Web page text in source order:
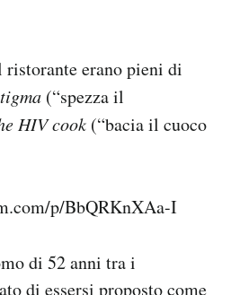
erano pieni di
(“spezza il
HIV cook (“bacia il cuoco
p/BbQRKnXAa-I
di 52 anni tra i
di essersi proposto come